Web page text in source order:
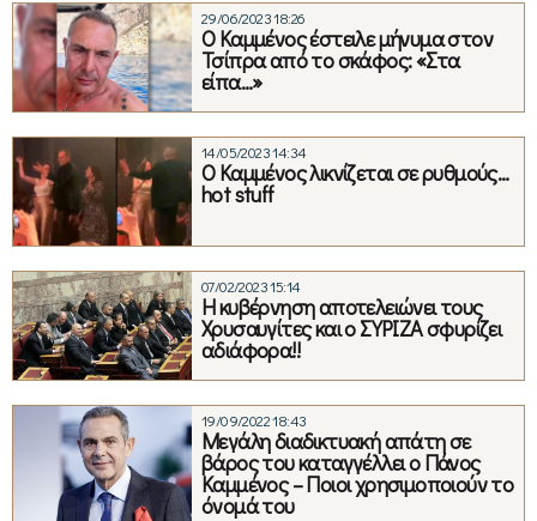
29/06/2023 18:26
Ο Καμμένος έστειλε μήνυμα στον
Τσίπρα από το σκάφος: «Στα
είπα…»
14/05/2023 14:34
O Καμμένος λικνίζεται σε ρυθμούς…
hot stuff
07/02/2023 15:14
Η κυβέρνηση αποτελειώνει τους
Χρυσαυγίτες και ο ΣΥΡΙΖΑ σφυρίζει
αδιάφορα!!
19/09/2022 18:43
Μεγάλη διαδικτυακή απάτη σε
βάρος του καταγγέλλει ο Πάνος
Καμμένος – Ποιοι χρησιμοποιούν το
όνομά του